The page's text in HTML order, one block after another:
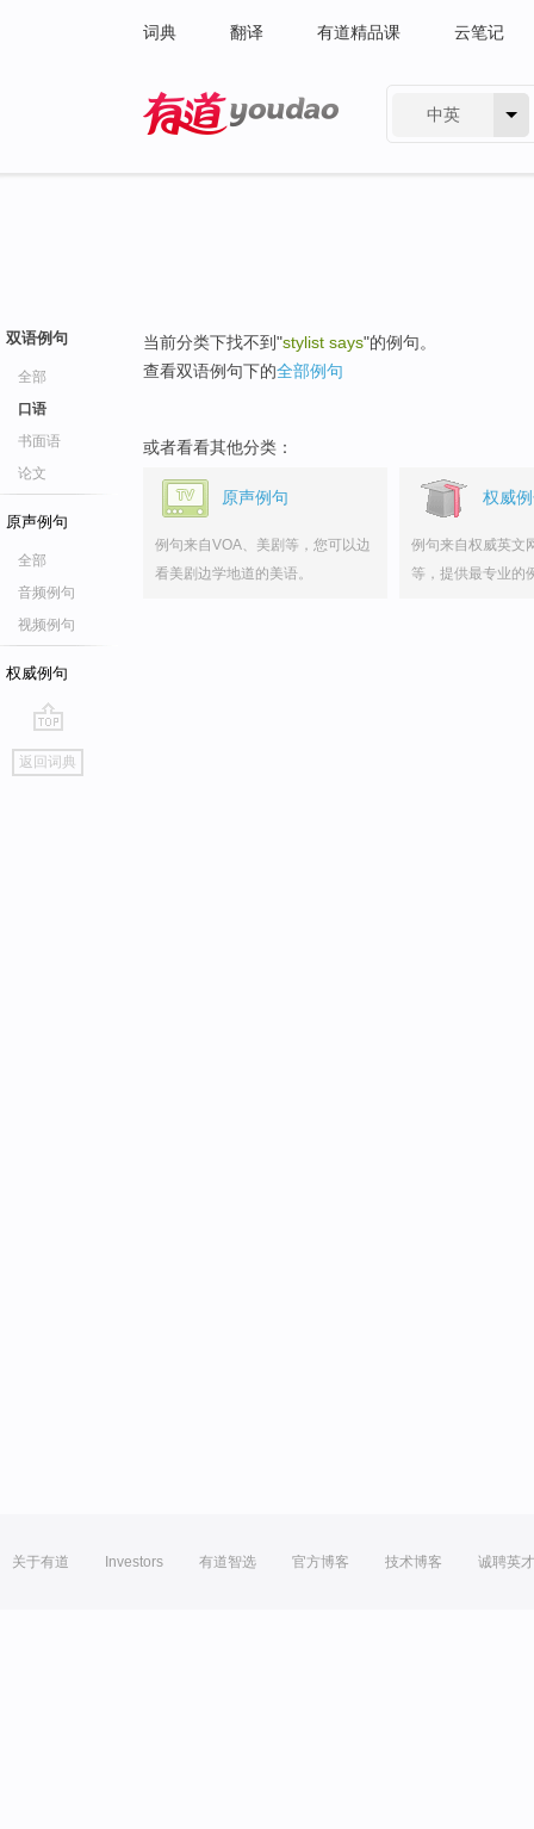
词典 翻译 有道精品课 云笔记
中英
双语例句
全部
口语
书面语
论文
原声例句
全部
音频例句
视频例句
权威例句
go
top
返回词典
当前分类下找不到"stylist says"的例句。
查看双语例句下的全部例句
或者看看其他分类：
原声例句
例句来自VOA、美剧等，您可以边
看美剧边学地道的美语。
权威
例句来自权威英文
等，提供最专业的
关于有道 Investors 有道智选 官方博客 技术博客 诚聘英才